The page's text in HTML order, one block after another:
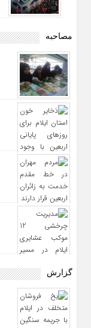
مصاحبه
گزارش